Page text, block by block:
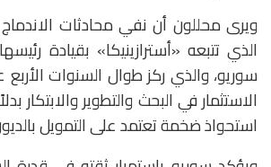
ويرى محللون أن نفي محادثات
الذي تتبعه «أسترازينيكا» بقيادة
سوريو، والذي ركز طوال السنوات
الاستثمار في البحث والتطوير والابتكار
استحواذ ضخمة تعتمد على التمويل